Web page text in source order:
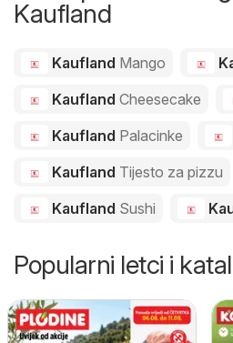
Kaufland
Kaufland Mango
Kaufland Cheesecake
Kaufland Palacinke
Kaufland Tijesto za pizzu
Kaufland Sushi
Popularni letci i